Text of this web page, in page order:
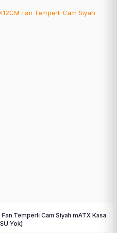
Temperli Cam Siyah mATX Kasa
Yok)